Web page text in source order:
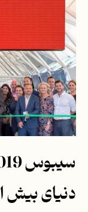
دنیای بیش